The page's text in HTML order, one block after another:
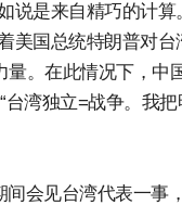
说是来自精巧的计
美国总统特朗普对
。在此情况下，中
湾独立=战争。我
会见台湾代表一事